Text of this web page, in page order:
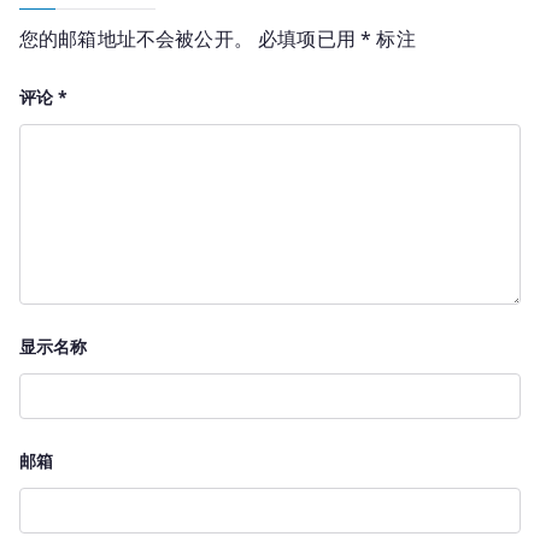
您的邮箱地址不会被公开。 必填项已用* 标注
评论*
显示名称
邮箱